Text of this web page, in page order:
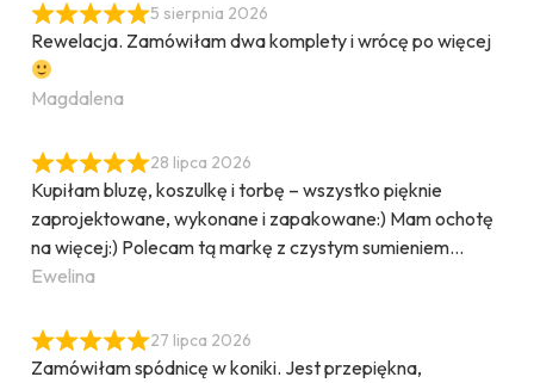
5 sierpnia 2026
Rewelacja. Zamówiłam dwa komplety i wrócę po więcej
Magdalena
28 lipca 2026
Kupiłam bluzę, koszulkę i torbę – wszystko pięknie
zaprojektowane, wykonane i zapakowane:) Mam ochotę
na więcej:) Polecam tą markę z czystym sumieniem…
Ewelina
27 lipca 2026
Zamówiłam spódnicę w koniki. Jest przepiękna,